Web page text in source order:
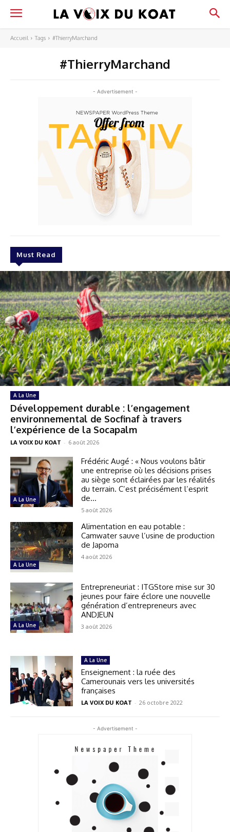
Accueil Tags #ThierryMarchand
#ThierryMarchand
- Advertisement -
Must Read
A La Une
Développement durable : l’engagement
environnemental de Socfinaf à travers
l’expérience de la Socapalm
LA VOIX DU KOAT - 6 août 2026
A La Une
Frédéric Augé : « Nous voulons bâtir
une entreprise où les décisions prises
au siège sont éclairées par les réalités
du terrain. C’est précisément l’esprit
de...
5 août 2026
A La Une
Alimentation en eau potable :
Camwater sauve l’usine de production
de Japoma
4 août 2026
A La Une
Entrepreneuriat : ITGStore mise sur 30
jeunes pour faire éclore une nouvelle
génération d’entrepreneurs avec
ANDJEUN
3 août 2026
A La Une
Enseignement : la ruée des
Camerounais vers les universités
françaises
LA VOIX DU KOAT - 26 octobre 2022
- Advertisement -